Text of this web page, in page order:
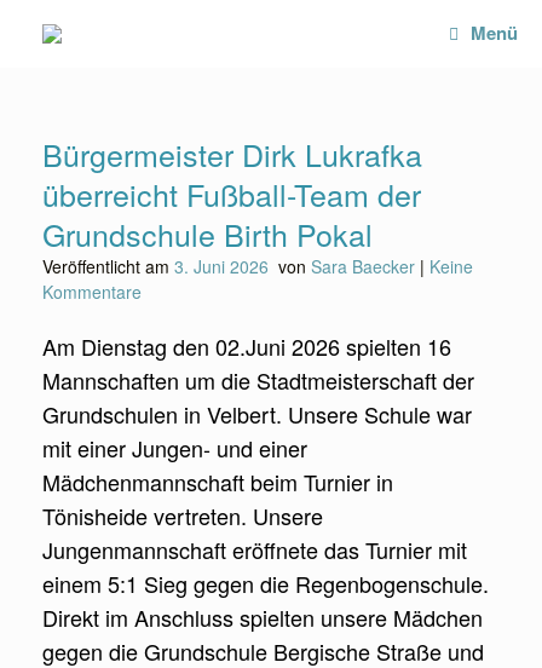
Menü
Bürgermeister Dirk Lukrafka
überreicht Fußball-Team der
Grundschule Birth Pokal
Veröffentlicht am 3. Juni 2026 von Sara Baecker | Keine
Kommentare
Am Dienstag den 02.Juni 2026 spielten 16
Mannschaften um die Stadtmeisterschaft der
Grundschulen in Velbert. Unsere Schule war
mit einer Jungen- und einer
Mädchenmannschaft beim Turnier in
Tönisheide vertreten. Unsere
Jungenmannschaft eröffnete das Turnier mit
einem 5:1 Sieg gegen die Regenbogenschule.
Direkt im Anschluss spielten unsere Mädchen
gegen die Grundschule Bergische Straße und